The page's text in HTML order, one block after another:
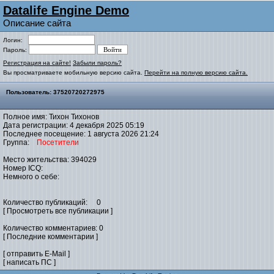
Datalife Engine Demo
Описание сайта
Логин:
Пароль:
Регистрация на сайте! Забыли пароль?
Вы просматриваете мобильную версию сайта. Перейти на полную версию сайта.
Пользователь: 37520720272975
Полное имя: Тихон Тихонов
Дата регистрации: 4 декабря 2025 05:19
Последнее посещение: 1 августа 2026 21:24
Группа:
Посетители
Место жительства: 394029
Номер ICQ:
Немного о себе:
Количество публикаций: 0
[ Просмотреть все публикации ]
Количество комментариев: 0
[ Последние комментарии ]
[ отправить E-Mail ]
[ написать ПС ]